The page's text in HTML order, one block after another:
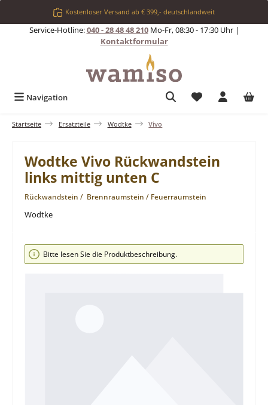
Zum Hauptinhalt springenKostenloser Versand ab € 399,- deutschlandweit
Service-Hotline:040 - 28 48 48 210Mo-Fr, 08:30 - 17:30 Uhr |
Kontaktformular
Navigation Du hast 0
Startseite Ersatzteile Wodtke Vivo
Wodtke Vivo Rückwandstein
links mittig unten C
Rückwandstein / Brennraumstein / Feuerraumstein
Wodtke
Bildergalerie überspringen
Bitte lesen Sie die Produktbeschreibung.